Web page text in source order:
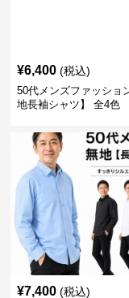
¥6,400 (税込)
50代メンズファッシ
地長袖シャツ】 全4色
¥7,400 (税込)